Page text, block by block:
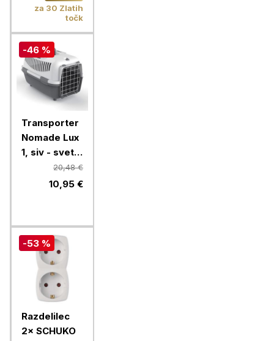
za 30 Zlatih
točk
-46 %
Transporter
Nomade Lux
1, siv - svetlo
20,48 €
10,95 €
-53 %
Razdelilec
2× SCHUKO